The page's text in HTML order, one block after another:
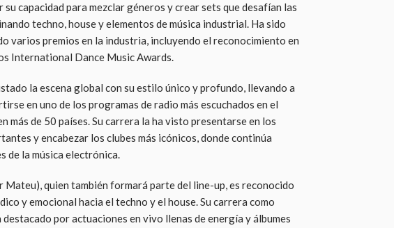
su capacidad para mezclar géneros y crear sets que desafían las
techno, house y elementos de música industrial. Ha sido
varios premios en la industria, incluyendo el reconocimiento en
International Dance Music Awards.
la escena global con su estilo único y profundo, llevando a
en uno de los programas de radio más escuchados en el
más de 50 países. Su carrera la ha visto presentarse en los
y encabezar los clubes más icónicos, donde continúa
de la música electrónica.
Mateu), quien también formará parte del line-up, es reconocido
y emocional hacia el techno y el house. Su carrera como
por actuaciones en vivo llenas de energía y álbumes